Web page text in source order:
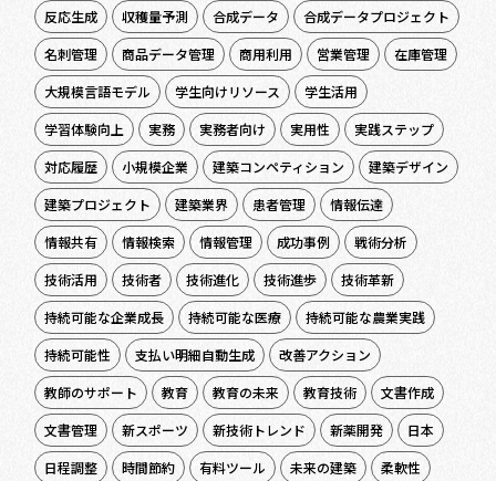
反応生成
収穫量予測 合成データ
合成データプロジェクト
名刺管理
商品データ管理 商用利用 営業管理
在庫管理
大規模言語モデル
学生向けリソース
学生活用
学習体験向上
実務 実務者向け 実用性
実践ステップ
対応履歴
小規模企業 建築コンペティション
建築デザイン
建築プロジェクト
建築業界 患者管理
情報伝達
情報共有
情報検索 情報管理 成功事例
戦術分析
技術活用
技術者 技術進化 技術進歩
技術革新
持続可能な企業成長
持続可能な医療
持続可能な農業実践
持続可能性
支払い明細自動生成
改善アクション
教師のサポート
教育 教育の未来 教育技術
文書作成
文書管理
新スポーツ 新技術トレンド 新薬開発
日本
日程調整
時間節約 有料ツール 未来の建築 柔軟性